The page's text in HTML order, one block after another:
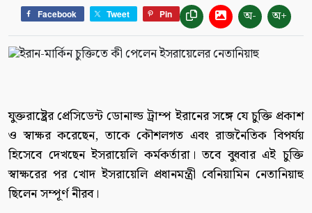
Facebook Tweet Pin অ- অ+
যুক্তরাষ্ট্রের প্রেসিডেন্ট ডোনাল্ড ট্রাম্প ইরানের সঙ্গে যে চুক্তি প্রকাশ
ও স্বাক্ষর করেছেন, তাকে কৌশলগত এবং রাজনৈতিক বিপর্যয়
হিসেবে দেখছেন ইসরায়েলি কর্মকর্তারা। তবে বুধবার এই চুক্তি
স্বাক্ষরের পর খোদ ইসরায়েলি প্রধানমন্ত্রী বেনিয়ামিন নেতানিয়াহু
ছিলেন সম্পূর্ণ নীরব।